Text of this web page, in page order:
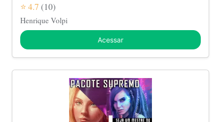
⭐ 4.7 (10)
Henrique Volpi
Acessar